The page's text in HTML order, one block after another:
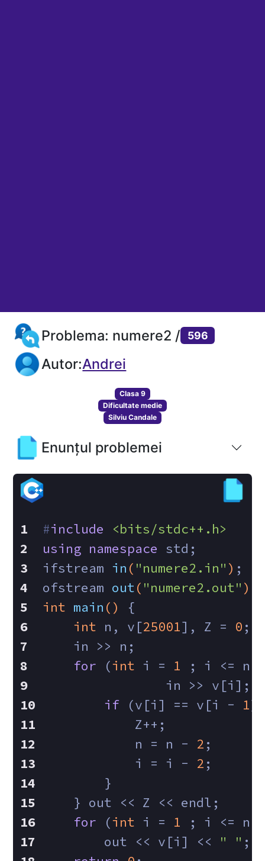
Problema: numere2 / 596
Autor:Andrei
Clasa 9
Dificultate medie
Silviu Candale
Enunțul problemei
#include
<bits/stdc++.h>
using namespace std;
ifstream in ( "numere2.in" ) ;
ofstream out( "numere2.out" )
int main ()
{
int n, v[25001], Z = 0 ;
    in >> n;
for (int i = 1 ; i <= n
        	in >> v[i];
if (v[i] == v[i - 1
            Z++;
            n = n -
2 ;
            i = i -
2 ;
        }
    } out << Z << endl;
for (int i = 1 ; i <= n
        out << v[i] <<
" " ;